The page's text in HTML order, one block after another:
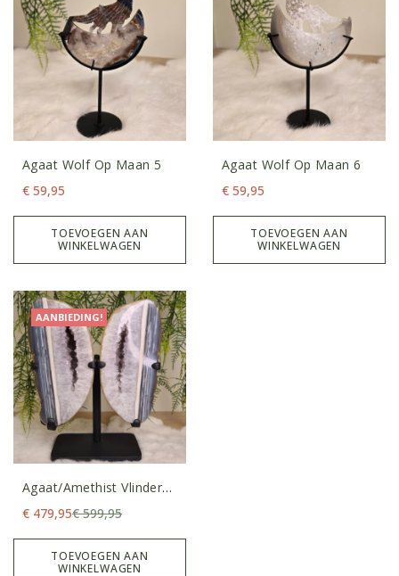
Agaat Wolf Op Maan 5
€ 59,95
TOEVOEGEN AAN
WINKELWAGEN
Agaat Wolf Op Maan 6
€ 59,95
TOEVOEGEN AAN
WINKELWAGEN
AANBIEDING!
Agaat/amethist Vlinder
Vleugels Op Standaard
€599,95
€ 479,95
TOEVOEGEN AAN
WINKELWAGEN